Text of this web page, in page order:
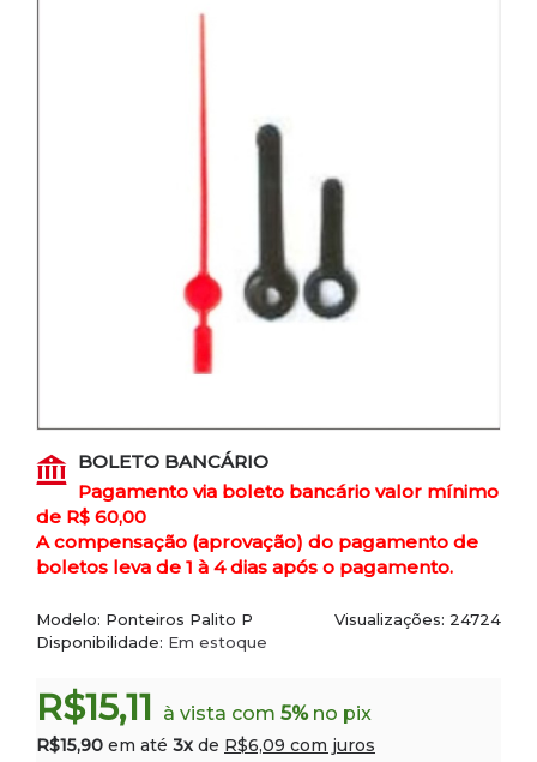
BOLETO BANCÁRIO
Pagamento via boleto bancário valor mínimo
de R$ 60,00
A compensação (aprovação) do pagamento de
boletos leva de 1 à 4 dias após o pagamento.
Visualizações: 24724
Modelo: Ponteiros Palito P
Disponibilidade: Em estoque
R$15,11 à vista com 5%no pix
R$15,90 em até 3x de R$6,09 com juros